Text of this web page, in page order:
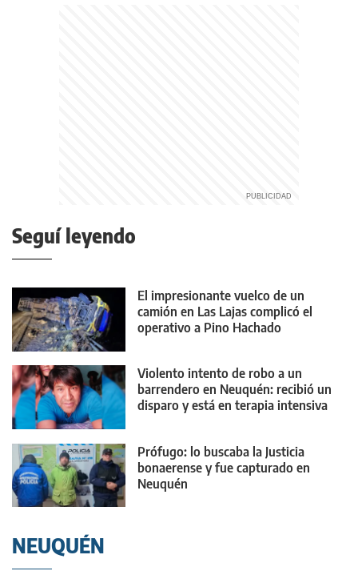
Seguí leyendo
El impresionante vuelco de un
camión en Las Lajas complicó el
operativo a Pino Hachado
Violento intento de robo a un
barrendero en Neuquén: recibió un
disparo y está en terapia intensiva
Prófugo: lo buscaba la Justicia
bonaerense y fue capturado en
Neuquén
NEUQUÉN